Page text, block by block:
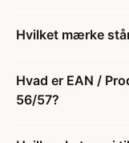
Hvilket mærke
Hvad er EAN /
56/57?